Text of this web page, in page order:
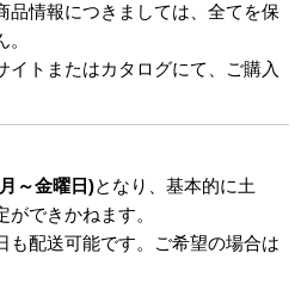
品情報につきましては、全てを保
イトまたはカタログにて、ご購入
～金曜日)となり、基本的に土
できかねます。
配送可能です。ご希望の場合は